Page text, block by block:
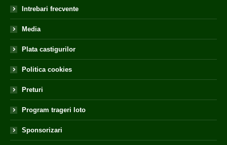
Intrebari frecvente
Media
Plata castigurilor
Politica cookies
Preturi
Program trageri loto
Sponsorizari